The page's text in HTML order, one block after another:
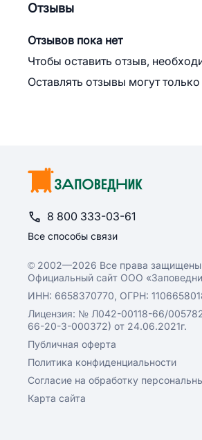
Отзывы
Отзывов пока нет
Чтобы оставить отзыв,
Оставлять отзывы могут
8 800 333-03-61
Все способы связи
© 2002—2026 Все права
Официальный сайт ООО
ИНН: 6658370770, ОГРН:
Лицензия: № Л042-00118-66/
66-20-3-000372) от 24.06.2021г.
Публичная оферта
Политика конфиденциальности
Согласие на обработку
Карта сайта